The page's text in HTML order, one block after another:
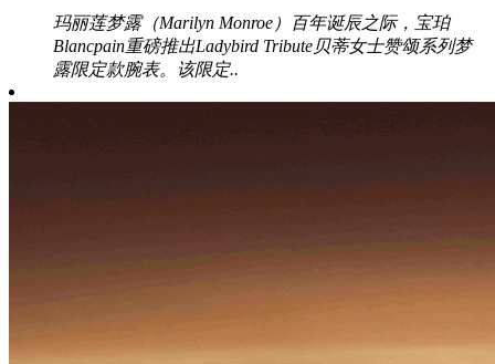
玛丽莲梦露（Marilyn Monroe）百年诞辰之际，宝珀
Blancpain重磅推出Ladybird Tribute贝蒂女士赞颂系列梦
露限定款腕表。该限定..